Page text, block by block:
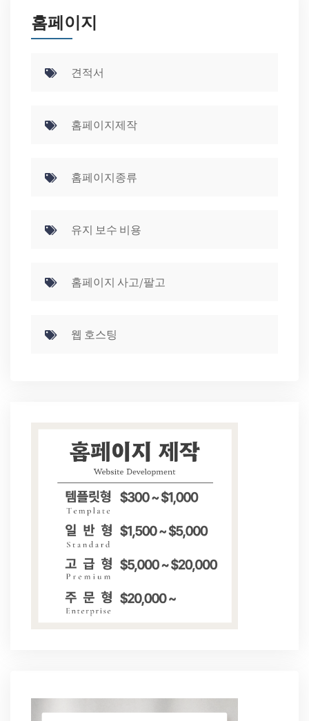
홈페이지
견적서
홈페이지제작
홈페이지종류
유지 보수 비용
홈페이지 사고/팔고
웹 호스팅